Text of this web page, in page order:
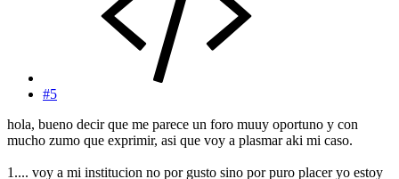
#5
hola, bueno decir que me parece un foro muuy oportuno y con
mucho zumo que exprimir, asi que voy a plasmar aki mi caso.
1.... voy a mi institucion no por gusto sino por puro placer yo estoy